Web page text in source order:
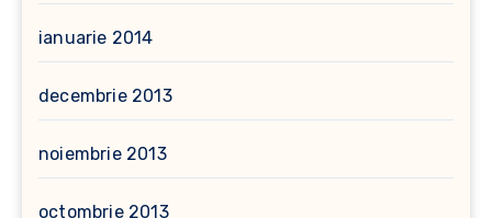
ianuarie 2014
decembrie 2013
noiembrie 2013
octombrie 2013